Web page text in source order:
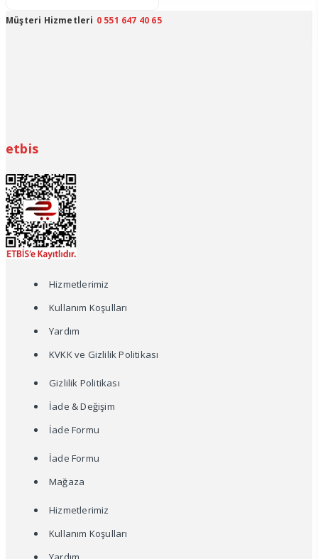
Müşteri Hizmetleri 0 551 647 40 65
etbis
Hizmetlerimiz
Kullanım Koşulları
Yardım
KVKK ve Gizlilik Politikası
Gizlilik Politikası
İade & Değişim
İade Formu
İade Formu
Mağaza
Hizmetlerimiz
Kullanım Koşulları